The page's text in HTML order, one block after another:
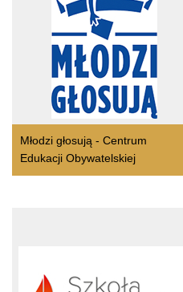
Młodzi głosują - Centrum
Edukacji Obywatelskiej